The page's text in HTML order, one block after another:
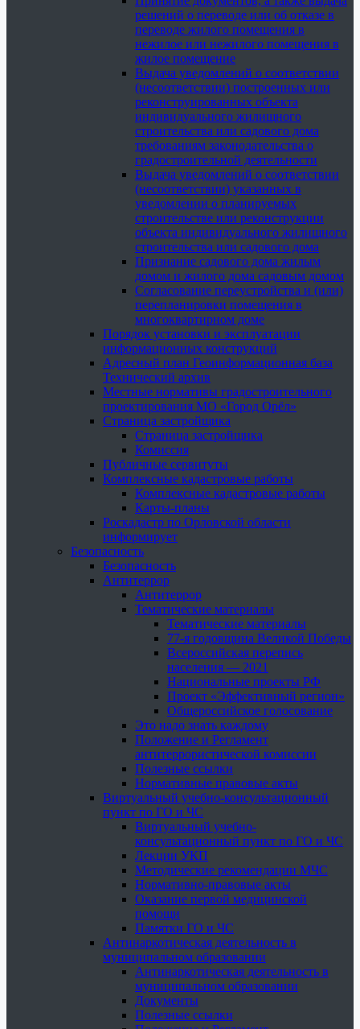
решений о переводе или об отказе в
переводе жилого помещения в
нежилое или нежилого помещения в
жилое помещение
Выдача уведомлений о соответствии
(несоответствии) построенных или
реконструированных объекта
индивидуального жилищного
строительства или садового дома
требованиям законодательства о
градостроительной деятельности
Выдача уведомлений о соответствии
(несоответствии) указанных в
уведомлении о планируемых
строительстве или реконструкции
объекта индивидуального жилищного
строительства или садового дома
Признание садового дома жилым
домом и жилого дома садовым домом
Согласование переустройства и (или)
перепланировки помещения в
многоквартирном доме
Порядок установки и эксплуатации
информационных конструкций
Адресный план Геоинформационная база
Технический архив
Местные нормативы градостроительного
проектирования МО «Город Орёл»
Страница застройщика
Страница застройщика
Комиссия
Публичные сервитуты
Комплексные кадастровые работы
Комплексные кадастровые работы
Карты-планы
Роскадастр по Орловской области
информирует
Безопасность
Безопасность
Антитеррор
Антитеррор
Тематические материалы
Тематические материалы
77-я годовщина Великой Победы
Всероссийская перепись
населения — 2021
Национальные проекты РФ
Проект «Эффективный регион»
Общероссийское голосование
Это надо знать каждому
Положение и Регламент
антитеррористической комиссии
Полезные ссылки
Нормативные правовые акты
Виртуальный учебно-консультационный
пункт по ГО и ЧС
Виртуальный учебно-
консультационный пункт по ГО и ЧС
Лекции УКП
Методические рекомендации МЧС
Нормативно-правовые акты
Оказание первой медицинской
помощи
Памятки ГО и ЧС
Антинаркотическая деятельность в
муниципальном образовании
Антинаркотическая деятельность в
муниципальном образовании
Документы
Полезные ссылки